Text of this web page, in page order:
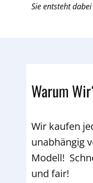
Sie entsteht
Warum
Wir kaufen
unabhängig
Modell!
und fair!